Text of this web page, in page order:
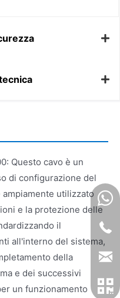
Questo cavo è un
di configurazione del
utilizzato
e la protezione delle
il
all'interno del sistema,
della
e dei successivi
un funzionamento